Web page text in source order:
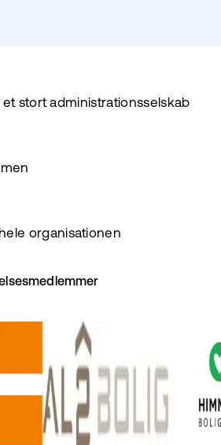
stort administrationsselskab
organisationen